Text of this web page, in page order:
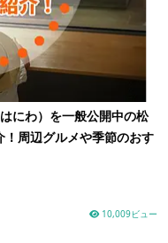
にわ）を一般公開中の松
周辺グルメや季節のおす
10,009ビュー